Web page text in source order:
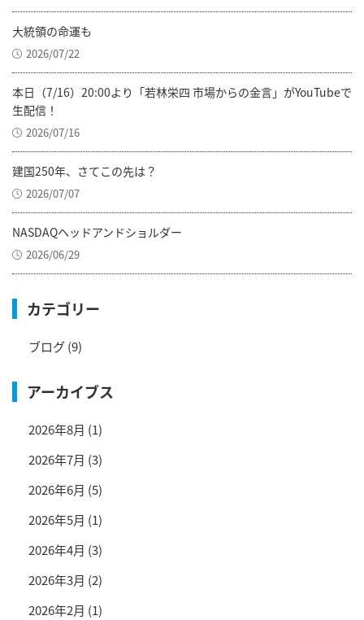
大統領の命運も
2026/07/22
本日（7/16）20:00より「若林栄四 市場からの金言」がYouTubeで
生配信！
2026/07/16
建国250年、さてこの先は？
2026/07/07
NASDAQヘッドアンドショルダー
2026/06/29
カテゴリー
ブログ(9)
アーカイブス
2026年8月 (1)
2026年7月 (3)
2026年6月 (5)
2026年5月 (1)
2026年4月 (3)
2026年3月 (2)
2026年2月 (1)